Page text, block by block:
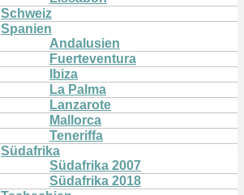
Schweiz
Spanien
Andalusien
Fuerteventura
Ibiza
La Palma
Lanzarote
Mallorca
Teneriffa
Südafrika
Südafrika 2007
Südafrika 2018